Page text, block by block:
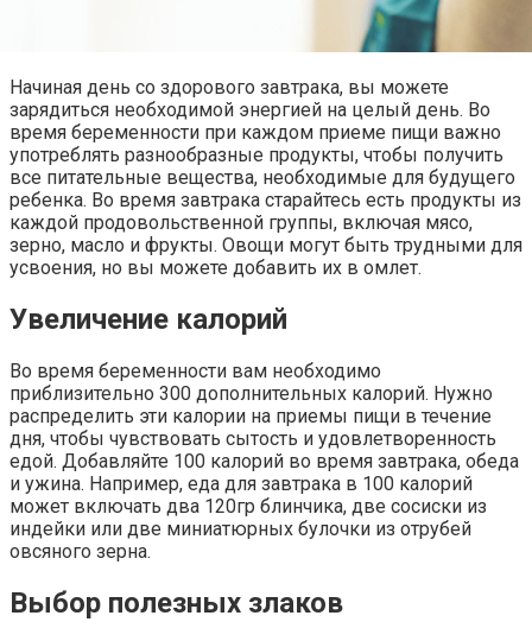
Начиная день со здорового завтрака, вы можете
зарядиться необходимой энергией на целый день. Во
время беременности при каждом приеме пищи важно
употреблять разнообразные продукты, чтобы получить
все питательные вещества, необходимые для будущего
ребенка. Во время завтрака старайтесь есть продукты из
каждой продовольственной группы, включая мясо,
зерно, масло и фрукты. Овощи могут быть трудными для
усвоения, но вы можете добавить их в омлет.
Увеличение калорий
Во время беременности вам необходимо
приблизительно 300 дополнительных калорий. Нужно
распределить эти калории на приемы пищи в течение
дня, чтобы чувствовать сытость и удовлетворенность
едой. Добавляйте 100 калорий во время завтрака, обеда
и ужина. Например, еда для завтрака в 100 калорий
может включать два 120гр блинчика, две сосиски из
индейки или две миниатюрных булочки из отрубей
овсяного зерна.
Выбор полезных злаков